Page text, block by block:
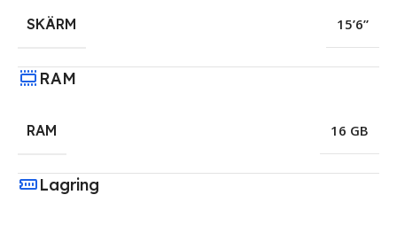
SKÄRM 15’6”
RAM
RAM 16 GB
Lagring